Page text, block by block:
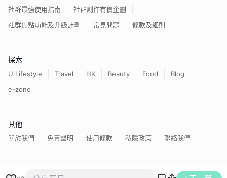
社群最強使用指南
社群創作有價企劃
社群焦點功能及升級計劃
常見問題 條款及細則
探索
U Lifestyle Travel HK Beauty Food
Blog
e-zone
其他
關於我們 免責聲明 使用條款 私隱政策 聯絡我們